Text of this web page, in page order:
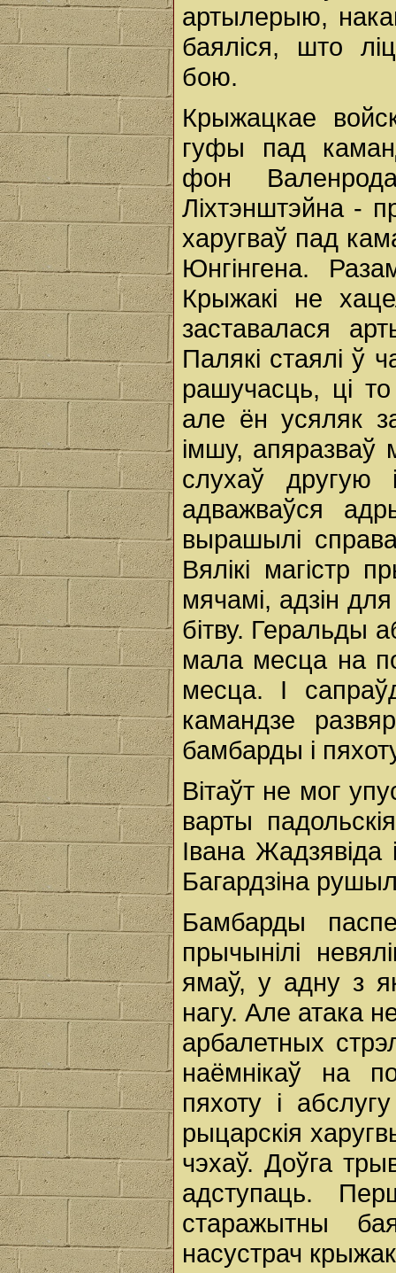
артылерыю,
баяліся, што
бою.
Крыжацкае
гуфы пад
фон
Ліхтэнштэйна -
харугваў пад
Юнгінгена.
Крыжакі не
заставалася
Палякі стаялі ў
рашучасць, ці
але ён усяляк
імшу, апяразваў
слухаў другую
адважваўся
вырашылі
Вялікі магістр
мячамі, адзін
бітву. Геральды
мала месца на
месца. І
камандзе
бамбарды і
Вітаўт не мог
варты
Івана
Багардзіна
Бамбарды
прычынілі
ямаў, у адну з
нагу. Але атака
арбалетных
наёмнікаў на
пяхоту і
рыцарскія
чэхаў. Доўга
адступаць.
старажытны
насустрач